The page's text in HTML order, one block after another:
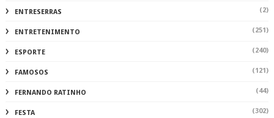
ENTRESERRAS (2)
ENTRETENIMENTO (251)
ESPORTE (240)
FAMOSOS (121)
FERNANDO RATINHO (44)
FESTA (302)